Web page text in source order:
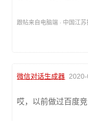
跟帖来自电脑端 · 中国江苏
微信对话生成器
哎，以前做过百度